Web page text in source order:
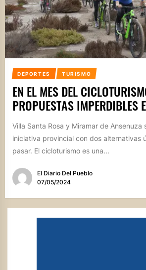
DEPORTES TURISMO
EN EL MES DEL
PROPUESTAS IMPERDIBLES
Villa Santa Rosa y Miramar de Ansenuza
iniciativa provincial con dos alternativas
pasar. El cicloturismo es una...
El Diario Del Pueblo
07/05/2024